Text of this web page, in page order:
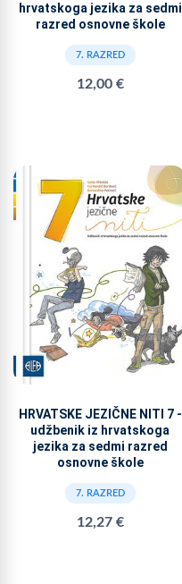
hrvatskoga jezika za sedmi
razred osnovne škole
7. RAZRED
12,00 €
HRVATSKE JEZIČNE NITI 7 -
udžbenik iz hrvatskoga
jezika za sedmi razred
osnovne škole
7. RAZRED
12,27 €